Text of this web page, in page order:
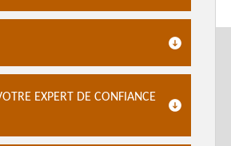
EXPERT DE CONFIANCE